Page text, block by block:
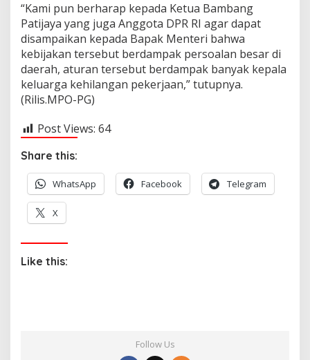
“Kami pun berharap kepada Ketua Bambang
Patijaya yang juga Anggota DPR RI agar dapat
disampaikan kepada Bapak Menteri bahwa
kebijakan tersebut berdampak persoalan besar di
daerah, aturan tersebut berdampak banyak kepala
keluarga kehilangan pekerjaan,” tutupnya.
(Rilis.MPO-PG)
Post Views: 64
Share this:
WhatsApp Facebook Telegram
X
Like this:
Follow Us